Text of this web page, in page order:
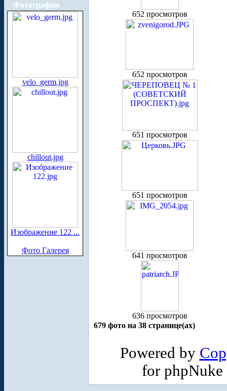
Фотографии
velo_germ.jpg
chillout.jpg
Изображение 122 ...
Фото Галерея
652 просмотров
652 просмотров
651 просмотров
651 просмотров
641 просмотров
636 просмотров
679 фото на 38 странице(ах)
Powered by
for